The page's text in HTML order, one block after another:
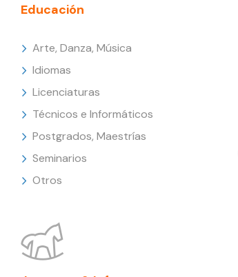
Educación
Arte, Danza, Música
Idiomas
Licenciaturas
Técnicos e Informáticos
Postgrados, Maestrías
Seminarios
Otros